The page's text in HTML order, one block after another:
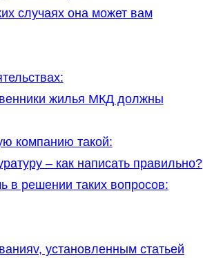
случаях она может вам
жилья МКД должны
компанию такой:
– как написать правильно?
в решении таких вопросов:
установленным статьей